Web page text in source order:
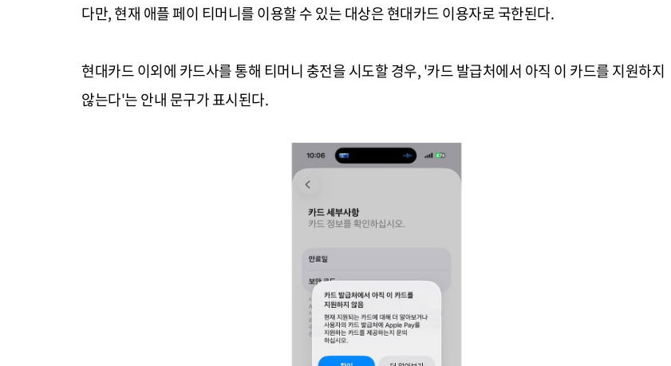
다만, 현재 애플 페이 티머니를 이용할 수 있는 대상은 현대카드 이용자로 국한된다.
현대카드 이외에 카드사를 통해 티머니 충전을 시도할 경우, '카드 발급처에서 아직 이 카드를 지원하지
않는다'는 안내 문구가 표시된다.